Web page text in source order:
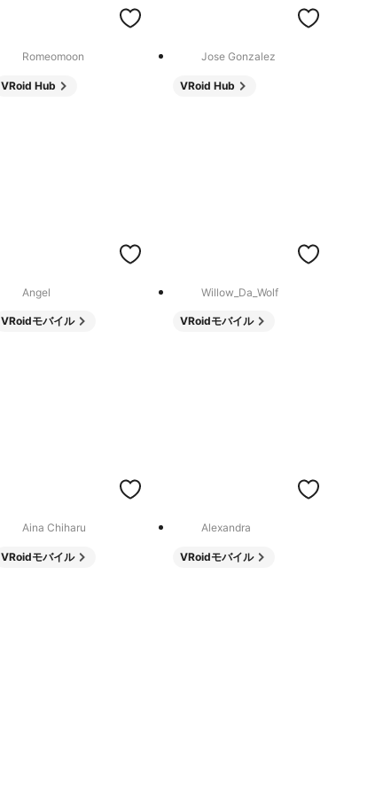
Romeomoon
VRoid Hub
Jose Gonzalez
VRoid Hub
Angel
VRoidモバイル
Willow_Da_Wolf
VRoidモバイル
Aina Chiharu
VRoidモバイル
Alexandra
VRoidモバイル